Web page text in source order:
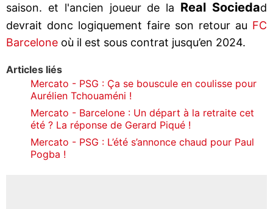
saison. et l'ancien joueur de la Real Sociedad
devrait donc logiquement faire son retour au FC
Barcelone où il est sous contrat jusqu’en 2024.
Articles liés
Mercato - PSG : Ça se bouscule en coulisse pour
Aurélien Tchouaméni !
Mercato - Barcelone : Un départ à la retraite cet
été ? La réponse de Gerard Piqué !
Mercato - PSG : L’été s’annonce chaud pour Paul
Pogba !